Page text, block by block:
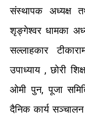
संस्थापक अध्यक्ष
शृङ्गेश्वर धामका
सल्लाहकार
उपाध्याय,छोरी
ओमी पुन,पूजा
दैनिक कार्य सञ्चालन